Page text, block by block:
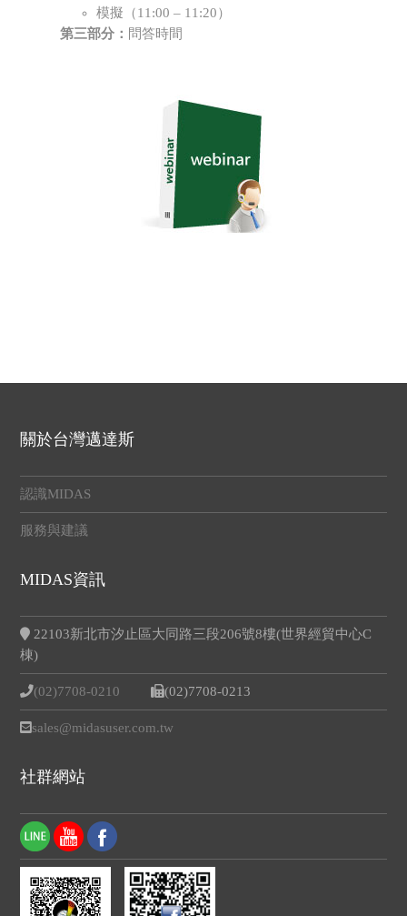
模擬（11:00 – 11:20）
第三部分： 問答時間
關於台灣邁達斯
認識MIDAS
服務與建議
MIDAS資訊
22103新北市汐止區大同路三段206號8樓(世界經貿中心C
棟)
(02)7708-0210 (02)7708-0213
sales@midasuser.com.tw
社群網站